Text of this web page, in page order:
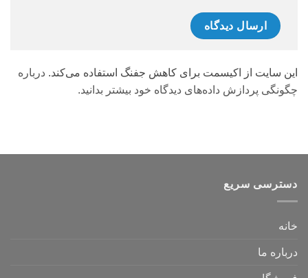
این سایت از اکیسمت برای کاهش جفنگ استفاده می‌کند. درباره
چگونگی پردازش داده‌های دیدگاه خود بیشتر بدانید.
دسترسی سریع
خانه
درباره ما